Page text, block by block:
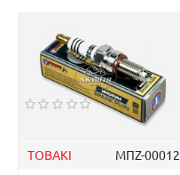
TOBAKI ΜΠΖ-00012